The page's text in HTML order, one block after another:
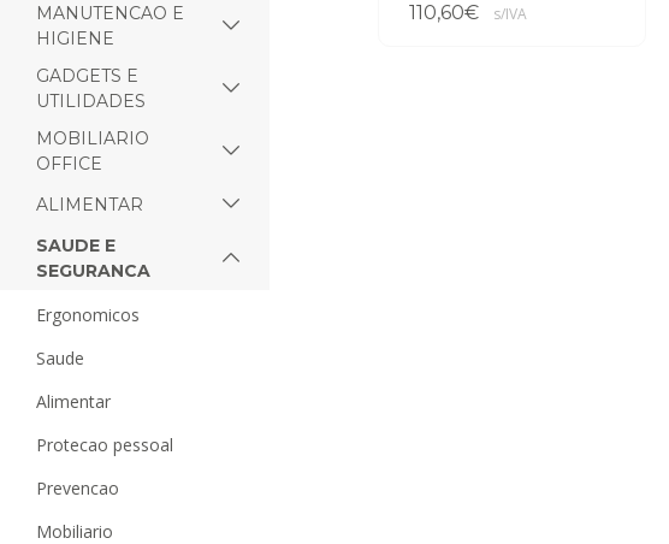
MANUTENCAO E
HIGIENE
GADGETS E
UTILIDADES
MOBILIARIO
OFFICE
ALIMENTAR
SAUDE E
SEGURANCA
ergonomicos
saude
alimentar
protecao pessoal
prevencao
mobiliario
110,60€ s/IVA